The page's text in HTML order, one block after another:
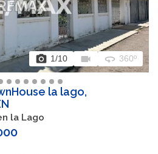
photo_camera 1/10 videocam 360 360º
la lago,
la Lago